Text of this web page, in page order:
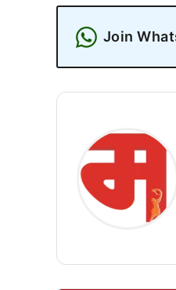
Join